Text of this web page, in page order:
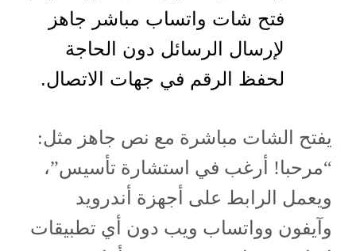
فتح شات واتساب مباشر جاهز
لإرسال الرسائل دون الحاجة
لحفظ الرقم في جهات الاتصال.
يفتح الشات مباشرة مع نص جاهز مثل:
“مرحبا! أرغب في استشارة تأسيس”،
ويعمل الرابط على أجهزة أندرويد
وآيفون وواتساب ويب دون أي تطبيقات